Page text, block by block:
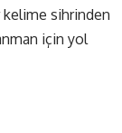
kelime sihrinden
için yol